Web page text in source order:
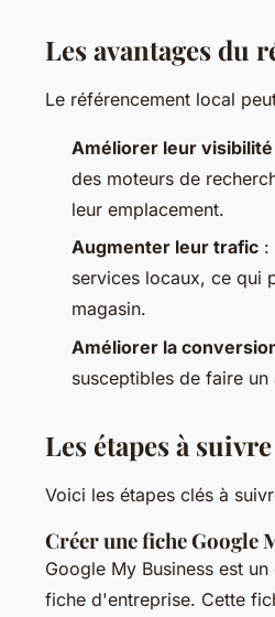
Les avantages du
Le référencement local
Améliorer leur visibilité
des moteurs de
leur emplacement.
Augmenter leur trafic :
services locaux, ce qui
magasin.
Améliorer la
susceptibles de faire
Les étapes à
Voici les étapes clés à
Créer une fiche Google
Google My Business est
fiche d'entreprise. Cette